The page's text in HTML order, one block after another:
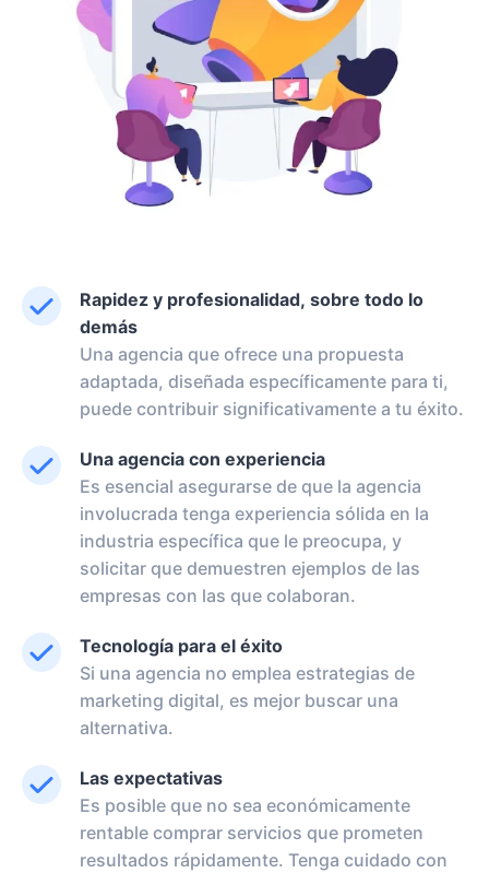
Rapidez y profesionalidad, sobre todo lo
demás
Una agencia que ofrece una propuesta
adaptada, diseñada específicamente para ti,
puede contribuir significativamente a tu éxito.
Una agencia con experiencia
Es esencial asegurarse de que la agencia
involucrada tenga experiencia sólida en la
industria específica que le preocupa, y
solicitar que demuestren ejemplos de las
empresas con las que colaboran.
Tecnología para el éxito
Si una agencia no emplea estrategias de
marketing digital, es mejor buscar una
alternativa.
Las expectativas
Es posible que no sea económicamente
rentable comprar servicios que prometen
resultados rápidamente. Tenga cuidado con